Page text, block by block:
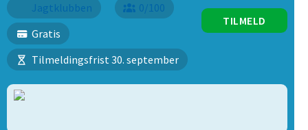
Jagtklubben
0/100
Gratis
Tilmeldingsfrist 30. september
TILMELD